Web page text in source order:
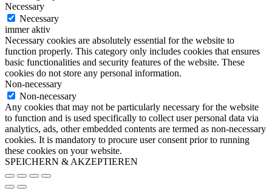
Necessary
Necessary
immer aktiv
Necessary cookies are absolutely essential for the website to
function properly. This category only includes cookies that ensures
basic functionalities and security features of the website. These
cookies do not store any personal information.
Non-necessary
Non-necessary
Any cookies that may not be particularly necessary for the website
to function and is used specifically to collect user personal data via
analytics, ads, other embedded contents are termed as non-necessary
cookies. It is mandatory to procure user consent prior to running
these cookies on your website.
SPEICHERN & AKZEPTIEREN